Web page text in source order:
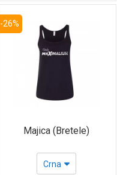
-26%
Majica (Bretele)
Crna